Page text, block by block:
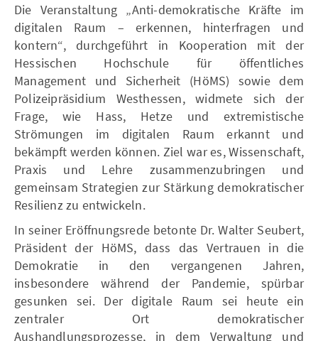
Die Veranstaltung „Anti-demokratische Kräfte im
digitalen Raum – erkennen, hinterfragen und
kontern“, durchgeführt in Kooperation mit der
Hessischen Hochschule für öffentliches
Management und Sicherheit (HöMS) sowie dem
Polizeipräsidium Westhessen, widmete sich der
Frage, wie Hass, Hetze und extremistische
Strömungen im digitalen Raum erkannt und
bekämpft werden können. Ziel war es, Wissenschaft,
Praxis und Lehre zusammenzubringen und
gemeinsam Strategien zur Stärkung demokratischer
Resilienz zu entwickeln.
In seiner Eröffnungsrede betonte Dr. Walter Seubert,
Präsident der HöMS, dass das Vertrauen in die
Demokratie in den vergangenen Jahren,
insbesondere während der Pandemie, spürbar
gesunken sei. Der digitale Raum sei heute ein
zentraler Ort demokratischer
Aushandlungsprozesse, in dem Verwaltung und